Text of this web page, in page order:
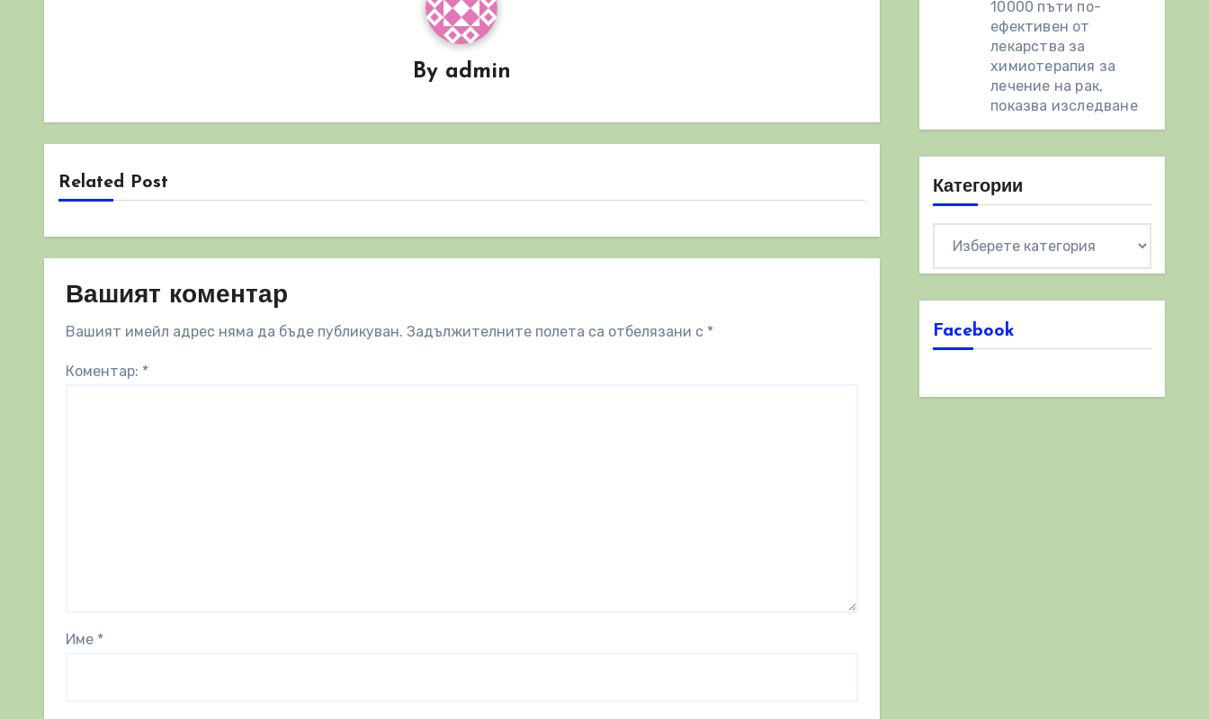
By admin
Related Post
Вашият коментар
Вашият имейл адрес няма да бъде публикуван. Задължителните полета са отбелязани с *
Коментар: *
Име *
10000 пъти по-
ефективен от
лекарства за
химиотерапия за
лечение на рак,
показва изследване
Категории
Facebook